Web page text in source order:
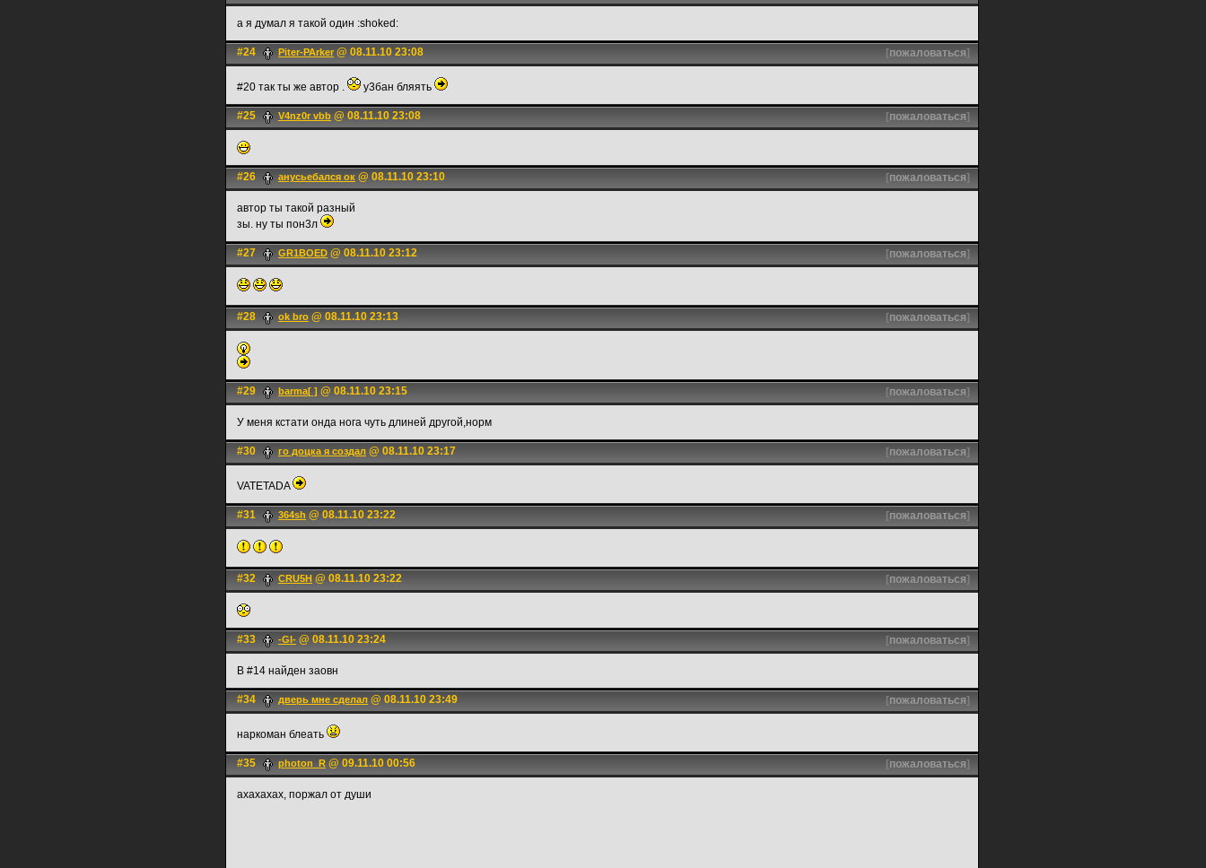
а я думал я такой один :shoked:
#24 Piter-PArker @ 08.11.10 23:08 [пожаловаться]
#20 так ты же автор . у3бан бляять
#25 V4nz0r vbb @ 08.11.10 23:08 [пожаловаться]
#26 анусьебался ок @ 08.11.10 23:10 [пожаловаться]
автор ты такой разный
зы. ну ты пон3л
#27 GR1BOED @ 08.11.10 23:12 [пожаловаться]
#28 ok bro @ 08.11.10 23:13 [пожаловаться]
#29 barma[ ] @ 08.11.10 23:15 [пожаловаться]
У меня кстати онда нога чуть длиней другой,норм
#30 го доцка я создaл @ 08.11.10 23:17 [пожаловаться]
VATETADA
#31 364sh @ 08.11.10 23:22 [пожаловаться]
#32 CRU5H @ 08.11.10 23:22 [пожаловаться]
#33 -Gl- @ 08.11.10 23:24 [пожаловаться]
В #14 найден заовн
#34 дверь мне сделал @ 08.11.10 23:49 [пожаловаться]
наркоман блеать
#35 photon_R @ 09.11.10 00:56 [пожаловаться]
ахахахах, поржал от души